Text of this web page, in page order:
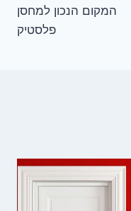
המקום הנכון למחסן
פלסטיק